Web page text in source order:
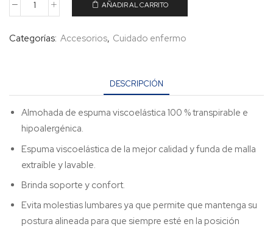
AÑADIR AL CARRITO
Categorías: Accesorios, Cuidado enfermo
DESCRIPCIÓN
Almohada de espuma viscoelástica 100 % transpirable e
hipoalergénica.
Espuma viscoelástica de la mejor calidad y funda de malla
extraíble y lavable.
Brinda soporte y confort.
Evita molestias lumbares ya que permite que mantenga su
postura alineada para que siempre esté en la posición